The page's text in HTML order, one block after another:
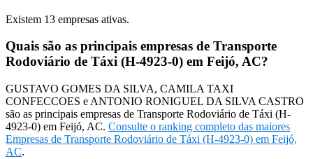
Existem 13 empresas ativas.
Quais são as principais empresas de Transporte
Rodoviário de Táxi (H-4923-0) em Feijó, AC?
GUSTAVO GOMES DA SILVA, CAMILA TAXI
CONFECCOES e ANTONIO RONIGUEL DA SILVA CASTRO
são as principais empresas de Transporte Rodoviário de Táxi (H-
4923-0) em Feijó, AC. Consulte o ranking completo das maiores
Empresas de Transporte Rodoviário de Táxi (H-4923-0) em Feijó,
AC.